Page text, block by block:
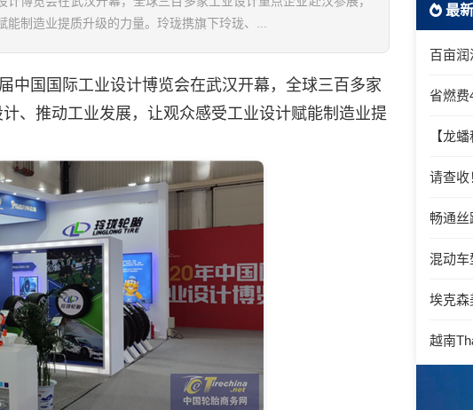
制造业提质升级的力量。玲珑携旗下玲珑、...
国国际工业设计博览会在武汉开幕，全球三百多家
、推动工业发展，让观众感受工业设计赋能制造业提
最